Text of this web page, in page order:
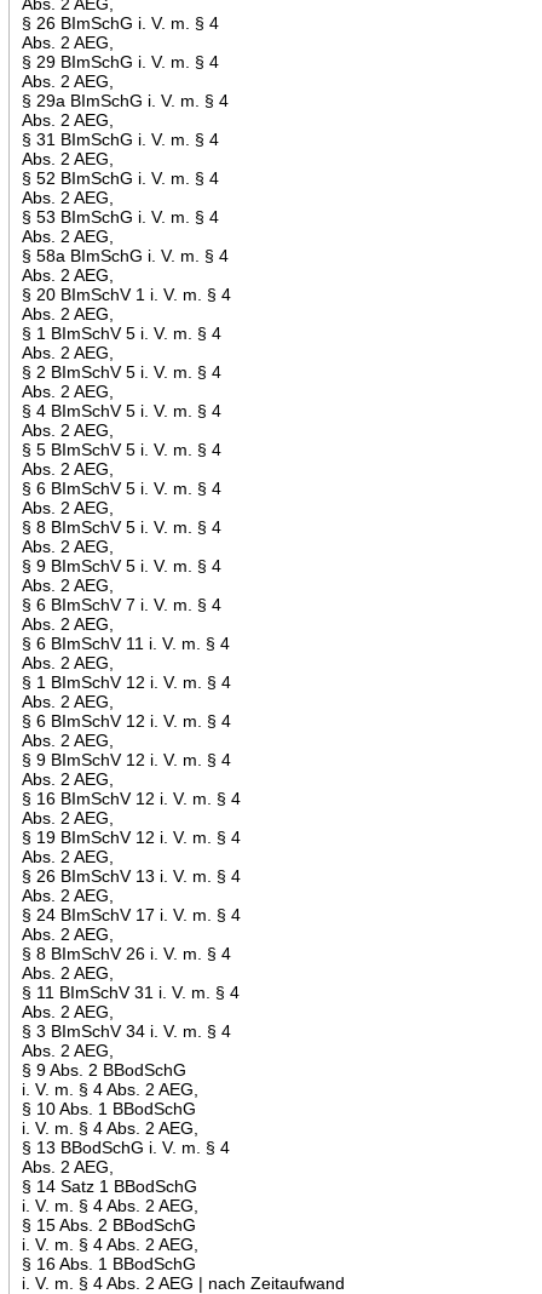
§ 26 BImSchG i. V. m. § 4
Abs. 2 AEG,
§ 29 BImSchG i. V. m. § 4
Abs. 2 AEG,
§ 29a BImSchG i. V. m. § 4
Abs. 2 AEG,
§ 31 BImSchG i. V. m. § 4
Abs. 2 AEG,
§ 52 BImSchG i. V. m. § 4
Abs. 2 AEG,
§ 53 BImSchG i. V. m. § 4
Abs. 2 AEG,
§ 58a BImSchG i. V. m. § 4
Abs. 2 AEG,
§ 20 BImSchV 1 i. V. m. § 4
Abs. 2 AEG,
§ 1 BImSchV 5 i. V. m. § 4
Abs. 2 AEG,
§ 2 BImSchV 5 i. V. m. § 4
Abs. 2 AEG,
§ 4 BImSchV 5 i. V. m. § 4
Abs. 2 AEG,
§ 5 BImSchV 5 i. V. m. § 4
Abs. 2 AEG,
§ 6 BImSchV 5 i. V. m. § 4
Abs. 2 AEG,
§ 8 BImSchV 5 i. V. m. § 4
Abs. 2 AEG,
§ 9 BImSchV 5 i. V. m. § 4
Abs. 2 AEG,
§ 6 BImSchV 7 i. V. m. § 4
Abs. 2 AEG,
§ 6 BImSchV 11 i. V. m. § 4
Abs. 2 AEG,
§ 1 BImSchV 12 i. V. m. § 4
Abs. 2 AEG,
§ 6 BImSchV 12 i. V. m. § 4
Abs. 2 AEG,
§ 9 BImSchV 12 i. V. m. § 4
Abs. 2 AEG,
§ 16 BImSchV 12 i. V. m. § 4
Abs. 2 AEG,
§ 19 BImSchV 12 i. V. m. § 4
Abs. 2 AEG,
§ 26 BImSchV 13 i. V. m. § 4
Abs. 2 AEG,
§ 24 BImSchV 17 i. V. m. § 4
Abs. 2 AEG,
§ 8 BImSchV 26 i. V. m. § 4
Abs. 2 AEG,
§ 11 BImSchV 31 i. V. m. § 4
Abs. 2 AEG,
§ 3 BImSchV 34 i. V. m. § 4
Abs. 2 AEG,
§ 9 Abs. 2 BBodSchG
i. V. m. § 4 Abs. 2 AEG,
§ 10 Abs. 1 BBodSchG
i. V. m. § 4 Abs. 2 AEG,
§ 13 BBodSchG i. V. m. § 4
Abs. 2 AEG,
§ 14 Satz 1 BBodSchG
i. V. m. § 4 Abs. 2 AEG,
§ 15 Abs. 2 BBodSchG
i. V. m. § 4 Abs. 2 AEG,
§ 16 Abs. 1 BBodSchG
i. V. m. § 4 Abs. 2 AEG | nach Zeitaufwand